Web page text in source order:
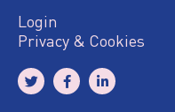
Login
Privacy & Cookies